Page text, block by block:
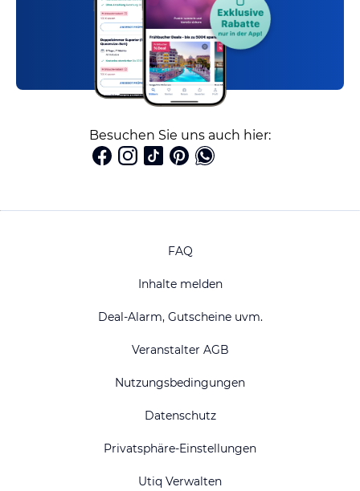
Besuchen Sie uns auch hier:
FAQ
Inhalte melden
Deal-Alarm, Gutscheine uvm.
Veranstalter AGB
Nutzungsbedingungen
Datenschutz
Privatsphäre-Einstellungen
Utiq Verwalten